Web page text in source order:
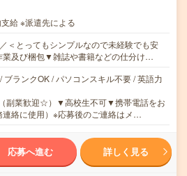
給 ※派遣先による
＜とってもシンプルなので未経験でも安
及び梱包▼雑誌や書籍などの仕分け…
ブランクOK / パソコンスキル不要 / 英語力
副業歓迎☆）▼高校生不可▼携帯電話をお
連絡に使用）※応募後のご連絡はメ…
応募へ進む 詳しく見る